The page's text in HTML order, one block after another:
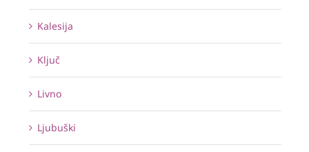
Kalesija
Ključ
Livno
Ljubuški